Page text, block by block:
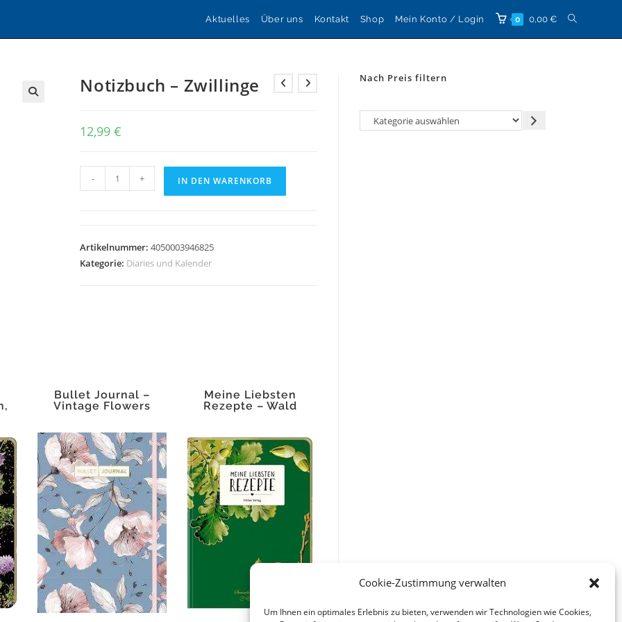
Cookie-Zustimmung verwalten
Um Ihnen ein optimales Erlebnis zu bieten, verwenden wir Technologien wie Cookies,
Aktuelles Über uns Kontakt Shop Mein Konto / Login 0 0,00 € Website-
Notizbuch – Zwillinge
12,99€
Notizbuch
-
- + IN DEN WARENKORB
Artikelnummer:4050003946825
Kategorie: Diaries und Kalender
Bullet Journal –
Vintage Flowers
Meine Liebsten
Rezepte – Wald
Nach Preis filtern
Kategorie